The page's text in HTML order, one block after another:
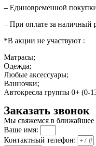
– Единовременной
– При оплате за наличный
*В акции не участвуют :
Матрасы;
Одежда;
Любые аксессуары;
Ванночки;
Автокресла группы 0+ (0-
Заказать звонок
Мы свяжемся в ближайшее
Ваше имя:
Контактный телефон: